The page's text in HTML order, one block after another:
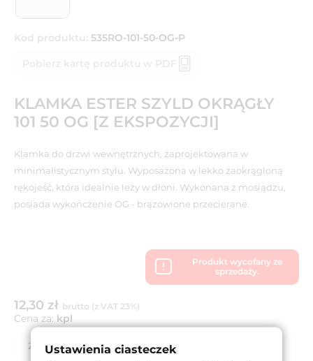
Kod produktu: 535RO-101-50-OG-P
Pobierz kartę produktu w PDF
KLAMKA ESTER SZYLD OKRĄGŁY
101 50 OG [Z EKSPOZYCJI]
Klamka do drzwi wewnętrznych, zaprojektowana w
minimalistycznym stylu. Wyposażona w lekko zaokrągloną
rękojeść, która idealnie leży w dłoni. Wykonana z mosiądzu,
posiada wykończenie OG - brązowione przecierane.
Produkt wycofany ze
sprzedaży.
12,30 zł brutto (z VAT 23%)
Cena za: kpl
Zapytaj o produkt Lista partnerów
Ustawienia ciasteczek